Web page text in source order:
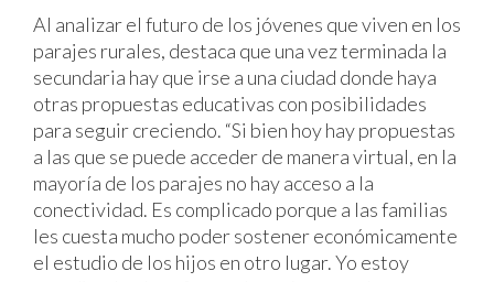
Al analizar el futuro de los jóvenes que viven en los
parajes rurales, destaca que una vez terminada la
secundaria hay que irse a una ciudad donde haya
otras propuestas educativas con posibilidades
para seguir creciendo. “Si bien hoy hay propuestas
a las que se puede acceder de manera virtual, en la
mayoría de los parajes no hay acceso a la
conectividad. Es complicado porque a las familias
les cuesta mucho poder sostener económicamente
el estudio de los hijos en otro lugar. Yo estoy